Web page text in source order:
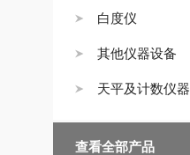
白度仪
其他仪器设备
天平及计数仪器
查看全部产品